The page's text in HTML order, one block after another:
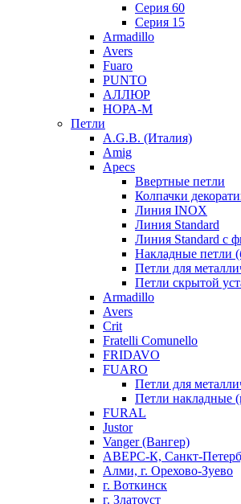
Серия 60
Серия 15
Armadillo
Avers
Fuaro
PUNTO
АЛЛЮР
НОРА-М
Петли
A.G.B. (Италия)
Amig
Apecs
Ввертные петли
Колпачки
Линия INOX
Линия Standard
Линия Standard с
Накладные петли
Петли для
Петли скрытой
Armadillo
Avers
Crit
Fratelli Comunello
FRIDAVO
FUARO
Петли для
Петли накладные
FURAL
Justor
Vanger (Вангер)
АВЕРС-К, Санкт-
Алми, г. Орехово-Зуево
г. Воткинск
г. Златоуст